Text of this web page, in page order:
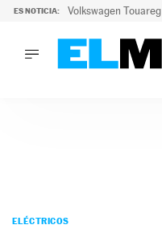
ES NOTICIA: Volkswagen Touareg
PODCAST
ELÉCTRICOS